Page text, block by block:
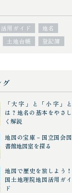
活用ガイド
地名
土地台帳 登記簿
グ
「大字」と「小字」と
は？地名の基本をやさし
く解説
地図の宝庫－国立国会図
書館地図室を探る
地図で歴史を旅しよう！
国土地理院地図活用ガイ
ド